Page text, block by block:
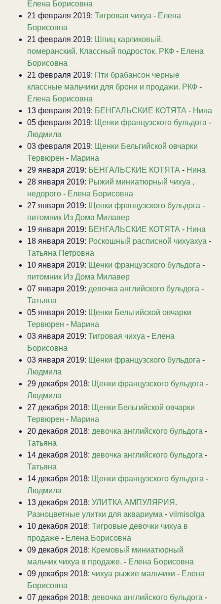
Елена Борисовна
21 февраля 2019: Тигровая чихуа - Елена
Борисовна
21 февраля 2019: Шпиц карликовый,
померанский. Классный подросток. РКФ - Елена
Борисовна
21 февраля 2019: Пти брабансон черные
классные мальчики для брони и продажи. РКФ -
Елена Борисовна
13 февраля 2019: БЕНГАЛЬСКИЕ КОТЯТА - Нина
05 февраля 2019: Щенки французского бульдога -
Людмила
03 февраля 2019: Щенки Бельгийской овчарки
Тервюрен - Марина
29 января 2019: БЕНГАЛЬСКИЕ КОТЯТА - Нина
28 января 2019: Рыжий миниатюрный чихуа ,
недорого - Елена Борисовна
27 января 2019: Щенки французского бульдога -
питомник Из Дома Милавер
19 января 2019: БЕНГАЛЬСКИЕ КОТЯТА - Нина
18 января 2019: Роскошный расписной чихуахуа -
Татьяна Петровна
10 января 2019: Щенки французского бульдога -
питомник Из Дома Милавер
07 января 2019: девочка английского бульдога -
Татьяна
05 января 2019: Щенки Бельгийской овчарки
Тервюрен - Марина
03 января 2019: Тигровая чихуа - Елена
Борисовна
03 января 2019: Щенки французского бульдога -
Людмила
29 декабря 2018: Щенки французского бульдога -
Людмила
27 декабря 2018: Щенки Бельгийской овчарки
Тервюрен - Марина
20 декабря 2018: девочка английского бульдога -
Татьяна
14 декабря 2018: девочка английского бульдога -
Татьяна
14 декабря 2018: Щенки французского бульдога -
Людмила
13 декабря 2018: УЛИТКА АМПУЛЯРИЯ.
Разноцветные улитки для аквариума - vilmisolga
10 декабря 2018: Тигровые девочки чихуа в
продаже - Елена Борисовна
09 декабря 2018: Кремовый миниатюрный
мальчик чихуа в продаже. - Елена Борисовна
09 декабря 2018: чихуа рыжие мальчики - Елена
Борисовна
07 декабря 2018: девочка английского бульдога -